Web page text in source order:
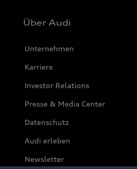
Über Audi
Unternehmen
Karriere
Investor Relations
Presse & Media Center
Datenschutz
Audi erleben
Newsletter